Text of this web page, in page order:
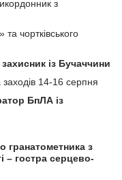
з
та чортківського
із Бучаччини
14-16 серпня
БпЛА із
гранатометника з
– гостра серцево-